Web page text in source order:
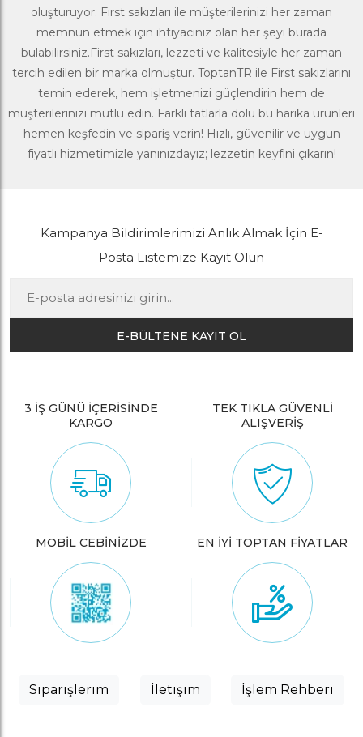
oluşturuyor. First sakızları ile müşterilerinizi her zaman
memnun etmek için ihtiyacınız olan her şeyi burada
bulabilirsiniz.First sakızları, lezzeti ve kalitesiyle her zaman
tercih edilen bir marka olmuştur. ToptanTR ile First sakızlarını
temin ederek, hem işletmenizi güçlendirin hem de
müşterilerinizi mutlu edin. Farklı tatlarla dolu bu harika ürünleri
hemen keşfedin ve sipariş verin! Hızlı, güvenilir ve uygun
fiyatlı hizmetimizle yanınızdayız; lezzetin keyfini çıkarın!
Kampanya Bildirimlerimizi Anlık Almak İçin E-
Posta Listemize Kayıt Olun
E-BÜLTENE KAYIT OL
3 İŞ GÜNÜ İÇERİSİNDE
KARGO
TEK TIKLA GÜVENLİ
ALIŞVERİŞ
MOBİL CEBİNİZDE EN İYİ TOPTAN FİYATLAR
Siparişlerim İletişim İşlem Rehberi